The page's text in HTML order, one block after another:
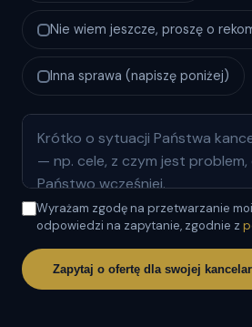
Nie wiem jeszcze, proszę o
Inna sprawa (napiszę poniżej)
Wyrażam zgodę na przetwarzanie
odpowiedzi na zapytanie, zgodnie z
Zapytaj o ofertę dla swojej